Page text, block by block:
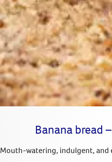
Banana bread
Mouth-watering, indulgent, and